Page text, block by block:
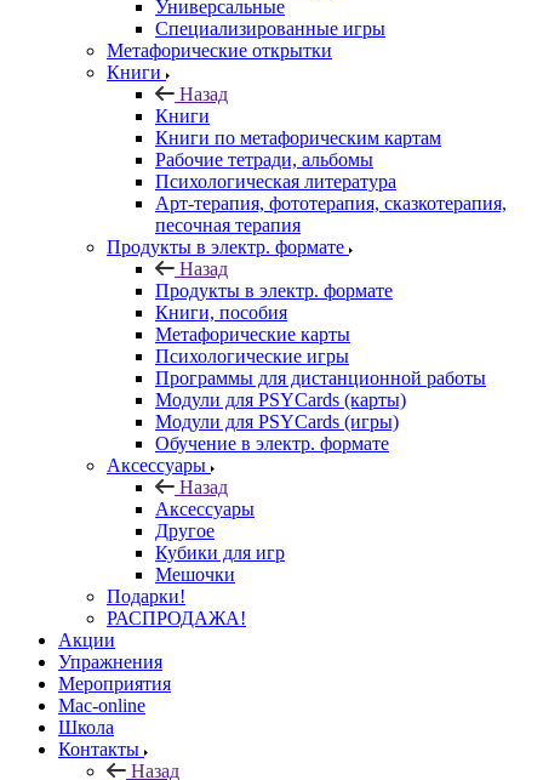
Универсальные
Специализированные игры
Метафорические открытки
Книги
Назад
Книги
Книги по метафорическим картам
Рабочие тетради, альбомы
Психологическая литература
Арт-терапия, фототерапия, сказкотерапия,
песочная терапия
Продукты в электр. формате
Назад
Продукты в электр. формате
Книги, пособия
Метафорические карты
Психологические игры
Программы для дистанционной работы
Модули для PSYCards (карты)
Модули для PSYCards (игры)
Обучение в электр. формате
Аксессуары
Назад
Аксессуары
Другое
Кубики для игр
Мешочки
Подарки!
РАСПРОДАЖА!
Акции
Упражнения
Мероприятия
Mac-online
Школа
Контакты
Назад